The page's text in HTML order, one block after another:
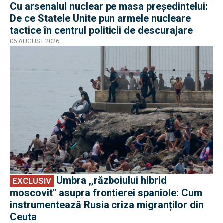
Cu arsenalul nuclear pe masa preşedintelui:
De ce Statele Unite pun armele nucleare
tactice în centrul politicii de descurajare
06 AUGUST 2026
EXCLUSIV
moscovit'' asupra frontierei spaniole: Cum
instrumentează Rusia criza migranților din
Ceuta